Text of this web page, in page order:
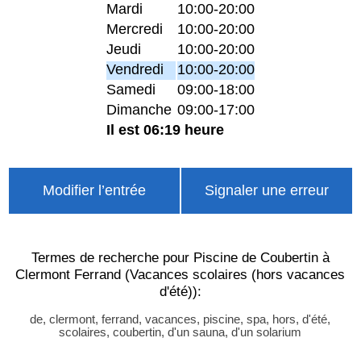
Mardi
10:00-20:00
Mercredi
10:00-20:00
Jeudi
10:00-20:00
Vendredi
10:00-20:00
Samedi
09:00-18:00
Dimanche 09:00-17:00
Il est 06:19 heure
Modifier l’entrée Signaler une erreur
Termes de recherche pour Piscine de Coubertin à
Clermont Ferrand (Vacances scolaires (hors vacances
d'été)):
de, clermont, ferrand, vacances, piscine, spa, hors, d'été,
scolaires, coubertin, d'un sauna, d'un solarium